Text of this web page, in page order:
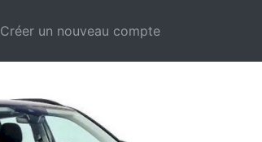
Créer un nouveau compte